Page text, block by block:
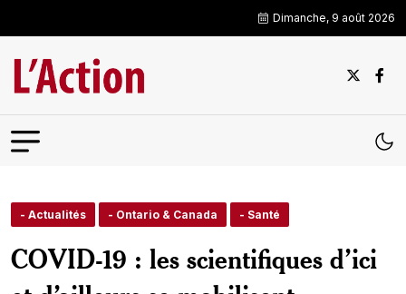
Dimanche, 9 août 2026
- Actualités - Ontario & Canada - Santé
COVID-19 : les scientifiques d’ici